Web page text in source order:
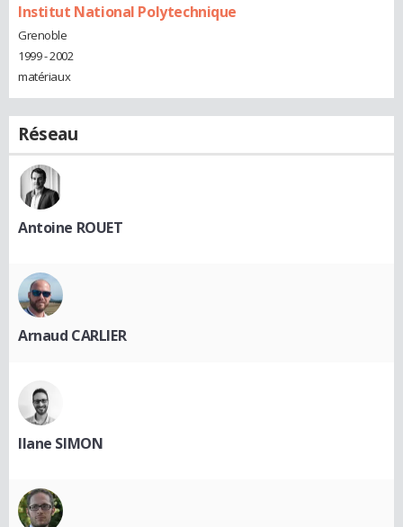
Institut National Polytechnique
Grenoble
1999 - 2002
matériaux
Réseau
Antoine ROUET
Arnaud CARLIER
Ilane SIMON